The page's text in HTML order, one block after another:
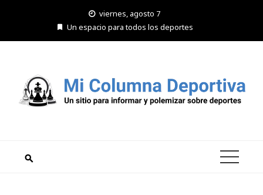
viernes, agosto 7
Un espacio para todos los deportes